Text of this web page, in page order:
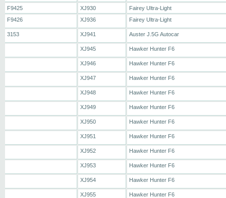
F9425 XJ930
Fairey Ultra-Light
F9426
XJ936 Fairey Ultra-Light
3153 XJ941 Auster J.5G Autocar
XJ945 Hawker Hunter F6
XJ946 Hawker Hunter F6
XJ947 Hawker Hunter F6
XJ948 Hawker Hunter F6
XJ949 Hawker Hunter F6
XJ950 Hawker Hunter F6
XJ951 Hawker Hunter F6
XJ952 Hawker Hunter F6
XJ953 Hawker Hunter F6
XJ954 Hawker Hunter F6
XJ955 Hawker Hunter F6